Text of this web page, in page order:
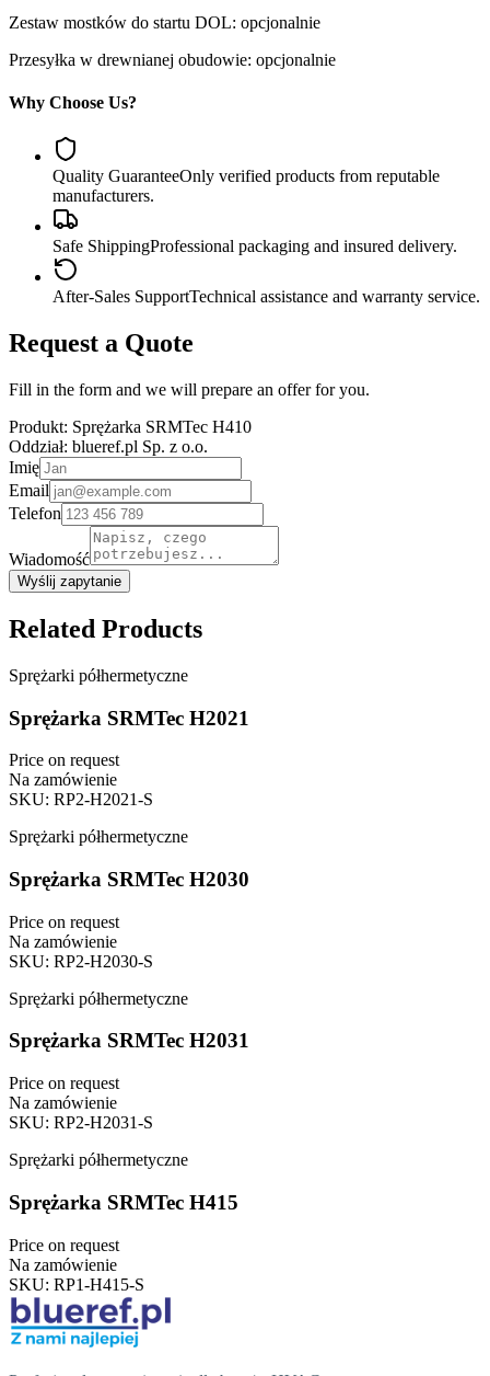
Zestaw mostków do startu DOL: opcjonalnie
Przesyłka w drewnianej obudowie: opcjonalnie
Why Choose Us?
Quality GuaranteeOnly verified products from reputable
manufacturers.
Safe ShippingProfessional packaging and insured delivery.
After-Sales SupportTechnical assistance and warranty service.
Request a Quote
Fill in the form and we will prepare an offer for you.
Produkt: Sprężarka SRMTec H410
Oddział: blueref.pl Sp. z o.o.
Imię
Email
Telefon
Wiadomość
Wyślij zapytanie
Related Products
Sprężarki półhermetyczne
Sprężarka SRMTec H2021
Price on request
Na zamówienie
SKU: RP2-H2021-S
Sprężarki półhermetyczne
Sprężarka SRMTec H2030
Price on request
Na zamówienie
SKU: RP2-H2030-S
Sprężarki półhermetyczne
Sprężarka SRMTec H2031
Price on request
Na zamówienie
SKU: RP2-H2031-S
Sprężarki półhermetyczne
Sprężarka SRMTec H415
Price on request
Na zamówienie
SKU: RP1-H415-S